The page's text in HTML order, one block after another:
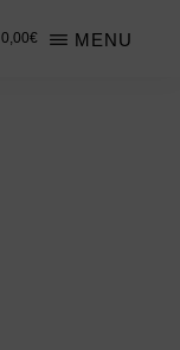
MENU
0,00€